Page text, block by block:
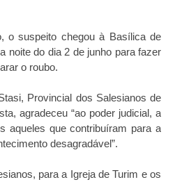
o suspeito chegou à Basílica de
noite do dia 2 de junho para fazer
o roubo.
Provincial dos Salesianos de
agradeceu “ao poder judicial, a
aqueles que contribuíram para a
desagradável”.
para a Igreja de Turim e os